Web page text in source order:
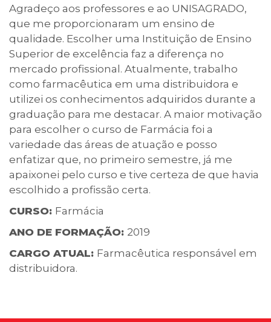
Calendário acadêmico
Internacionalização
UATI
Agradeço aos professores e ao UNISAGRADO,
que me proporcionaram um ensino de
qualidade. Escolher uma Instituição de Ensino
Superior de excelência faz a diferença no
mercado profissional. Atualmente, trabalho
como farmacêutica em uma distribuidora e
utilizei os conhecimentos adquiridos durante a
graduação para me destacar. A maior motivação
para escolher o curso de Farmácia foi a
variedade das áreas de atuação e posso
enfatizar que, no primeiro semestre, já me
apaixonei pelo curso e tive certeza de que havia
escolhido a profissão certa.
CURSO: Farmácia
ANO DE FORMAÇÃO: 2019
CARGO ATUAL: Farmacêutica responsável em
distribuidora.